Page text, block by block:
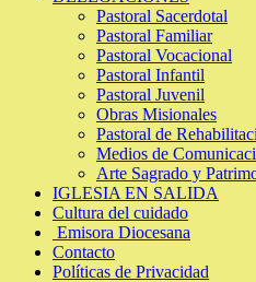
Pastoral Sacerdotal
Pastoral Familiar
Pastoral Vocacional
Pastoral Infantil
Pastoral Juvenil
Obras Misionales
Pastoral de
Medios de
Arte Sagrado y
IGLESIA EN SALIDA
Cultura del cuidado
Emisora Diocesana
Contacto
Políticas de Privacidad